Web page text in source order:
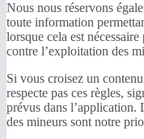
Nous nous réservons
toute information
lorsque cela est
contre l’exploitation des
Si vous croisez un
respecte pas ces règles,
prévus dans l’application.
des mineurs sont notre